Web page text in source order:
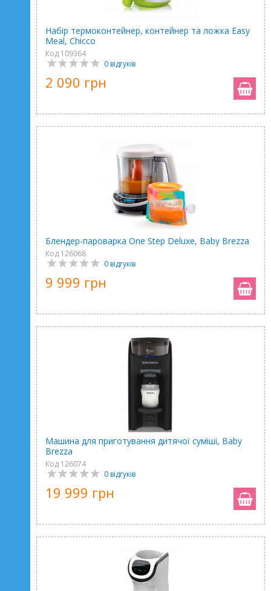
Набір термоконтейнер, контейнер та ложка Easy
Meal, Chicco
Код 109364
0 відгуків
2 090 грн
Блендер-пароварка One Step Deluxe, Baby Brezza
Код 126068
0 відгуків
9 999 грн
Машина для приготування дитячої суміші, Baby
Brezza
Код 126074
0 відгуків
19 999 грн